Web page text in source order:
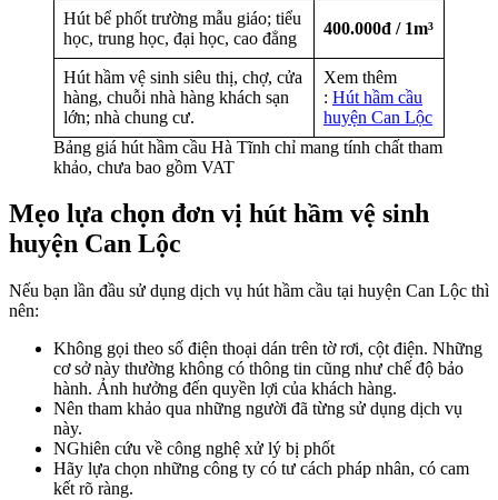
Hút bể phốt trường mẫu giáo; tiểu
học, trung học, đại học, cao đẳng
400.000đ / 1m³
Hút hầm vệ sinh siêu thị, chợ, cửa
hàng, chuỗi nhà hàng khách sạn
lớn; nhà chung cư.
Xem thêm
: Hút hầm cầu
huyện Can Lộc
Bảng giá hút hầm cầu Hà Tĩnh chỉ mang tính chất tham
khảo, chưa bao gồm VAT
Mẹo lựa chọn đơn vị hút hầm vệ sinh
huyện Can Lộc
Nếu bạn lần đầu sử dụng dịch vụ hút hầm cầu tại huyện Can Lộc thì
nên:
Không gọi theo số điện thoại dán trên tờ rơi, cột điện. Những
cơ sở này thường không có thông tin cũng như chế độ bảo
hành. Ảnh hưởng đến quyền lợi của khách hàng.
Nên tham khảo qua những người đã từng sử dụng dịch vụ
này.
NGhiên cứu về công nghệ xử lý bị phốt
Hãy lựa chọn những công ty có tư cách pháp nhân, có cam
kết rõ ràng.